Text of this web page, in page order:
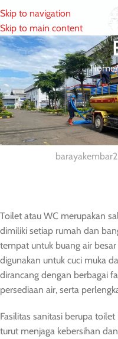
Skip to navigation
Skip to main content
MENU
Home
Layanan Sedot
Duren
Toilet atau WC merupakan
dimiliki setiap rumah dan
tempat untuk buang air
digunakan untuk cuci muka
dirancang dengan berbagai
persediaan air, serta
Fasilitas sanitasi berupa
turut menjaga kebersihan